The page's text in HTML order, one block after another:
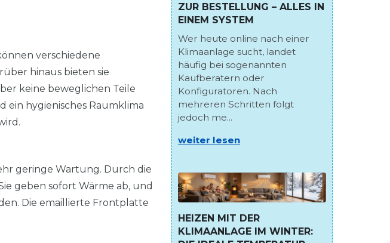
verschiedene
hinaus bieten sie
keine beweglichen Teile
ein hygienisches Raumklima
geringe Wartung. Durch die
geben sofort Wärme ab, und
Die emaillierte Frontplatte
ZUR BESTELLUNG – ALLES IN
EINEM SYSTEM
Wer heute online nach einer
Klimaanlage sucht, landet
häufig bei sogenannten
Kaufberatern oder
Konfiguratoren. Nach
mehreren Schritten folgt
jedoch me...
weiter lesen
HEIZEN MIT DER
KLIMAANLAGE IM WINTER: